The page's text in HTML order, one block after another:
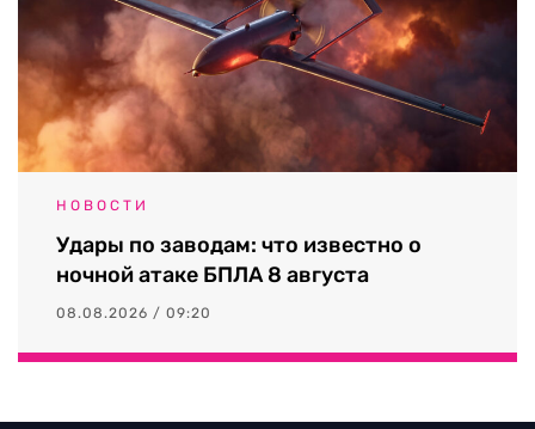
НОВОСТИ
Удары по заводам: что известно о
ночной атаке БПЛА 8 августа
08.08.2026 / 09:20